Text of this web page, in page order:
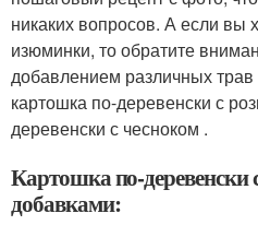
никаких вопросов. А если вы
изюминки, то обратите
добавлением различных
картошка по-деревенски с
деревенски с чесноком .
Картошка по-
добавками: